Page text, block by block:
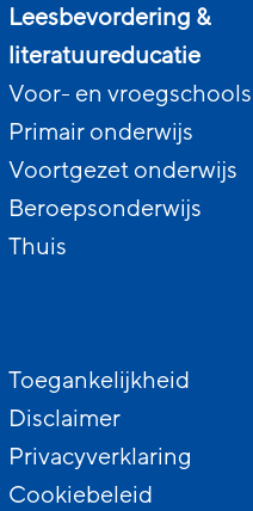
Leesbevordering &
literatuureducatie
Voor- en vroegschools
Primair onderwijs
Voortgezet onderwijs
Beroepsonderwijs
Thuis
Toegankelijkheid
Disclaimer
Privacyverklaring
Cookiebeleid